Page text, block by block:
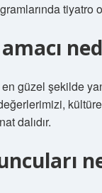
tiyatro
güzel şekilde
dalıdır.